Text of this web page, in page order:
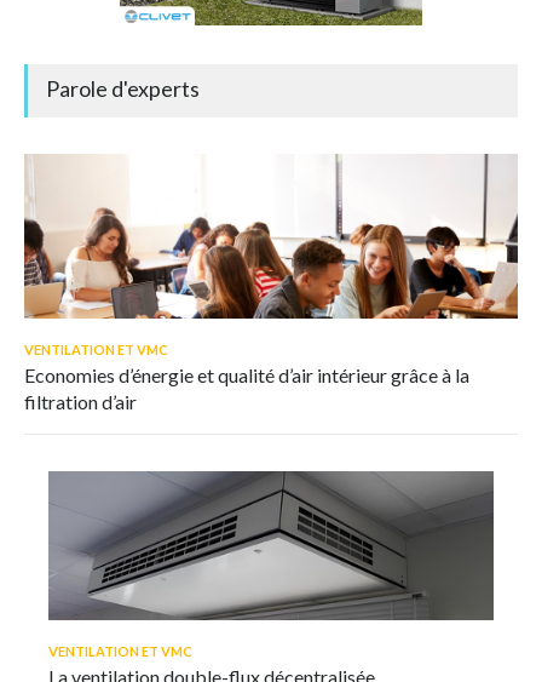
Parole d'experts
VENTILATION ET VMC
Economies d’énergie et qualité d’air intérieur grâce à la
filtration d’air
VENTILATION ET VMC
La ventilation double-flux décentralisée